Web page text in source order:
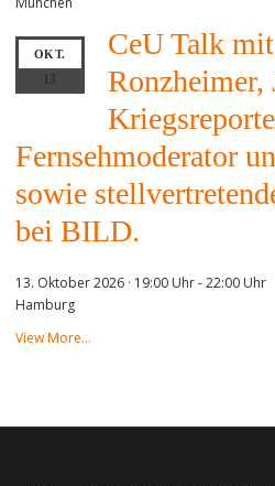
OKT.
CeU Talk
Ronzheimer,
Fernsehmoderator
sowie
bei BILD.
13. Oktober 2026 · 19:00 Uhr-22:00 Uhr
Hamburg
View More…